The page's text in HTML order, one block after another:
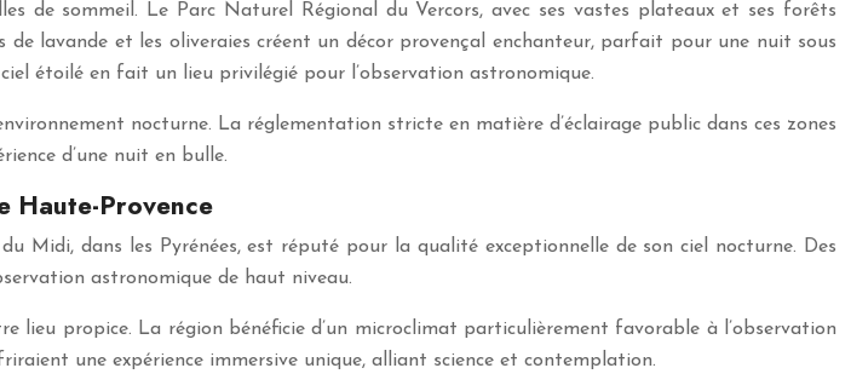
de sommeil. Le Parc Naturel Régional du Vercors, avec ses vastes plateaux et ses forêts
de lavande et les oliveraies créent un décor provençal enchanteur, parfait pour une nuit sous
étoilé en fait un lieu privilégié pour l’observation astronomique.
nocturne. La réglementation stricte en matière d’éclairage public dans ces zones
d’une nuit en bulle.
Haute-Provence
Midi, dans les Pyrénées, est réputé pour la qualité exceptionnelle de son ciel nocturne. Des
astronomique de haut niveau.
lieu propice. La région bénéficie d’un microclimat particulièrement favorable à l’observation
une expérience immersive unique, alliant science et contemplation.